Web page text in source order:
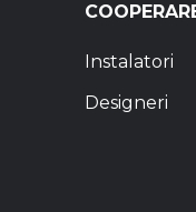
Instalatori
Designeri